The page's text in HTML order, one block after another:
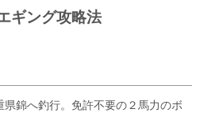
ギング攻略法
錦へ釣行。免許不要の２馬力のボ